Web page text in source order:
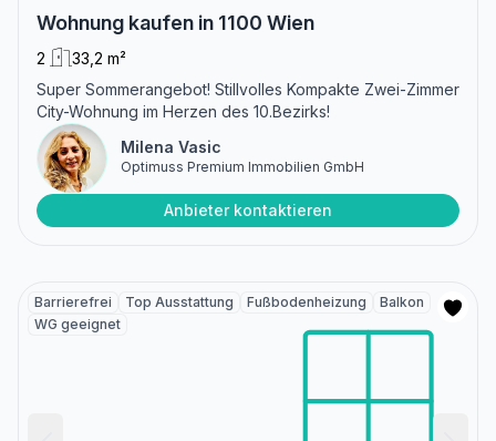
Wohnung kaufen in 1100 Wien
2
33,2 m²
Super Sommerangebot! Stillvolles Kompakte Zwei-Zimmer
City-Wohnung im Herzen des 10.Bezirks!
Milena Vasic
Optimuss Premium Immobilien GmbH
Anbieter kontaktieren
Barrierefrei Top Ausstattung Fußbodenheizung
Balkon
WG geeignet